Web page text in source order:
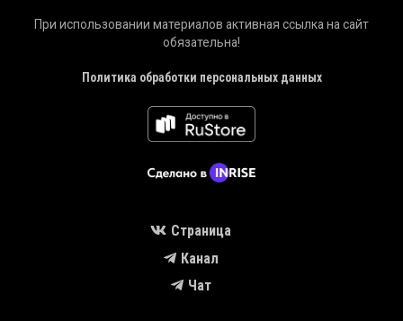
При использовании материалов активная ссылка на сайт
обязательна!
Политика обработки персональных данных
Страница
Канал
Чат